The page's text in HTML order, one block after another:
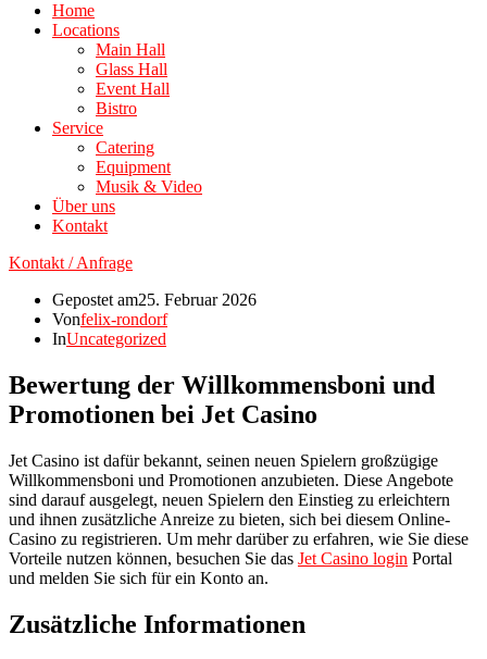
Home
Locations
Main Hall
Glass Hall
Event Hall
Bistro
Service
Catering
Equipment
Musik & Video
Über uns
Kontakt
Kontakt / Anfrage
Gepostet am25. Februar 2026
Vonfelix-rondorf
InUncategorized
Bewertung der Willkommensboni und
Promotionen bei Jet Casino
Jet Casino ist dafür bekannt, seinen neuen Spielern großzügige
Willkommensboni und Promotionen anzubieten. Diese Angebote
sind darauf ausgelegt, neuen Spielern den Einstieg zu erleichtern
und ihnen zusätzliche Anreize zu bieten, sich bei diesem Online-
Casino zu registrieren. Um mehr darüber zu erfahren, wie Sie diese
Vorteile nutzen können, besuchen Sie das Jet Casino login Portal
und melden Sie sich für ein Konto an.
Zusätzliche Informationen